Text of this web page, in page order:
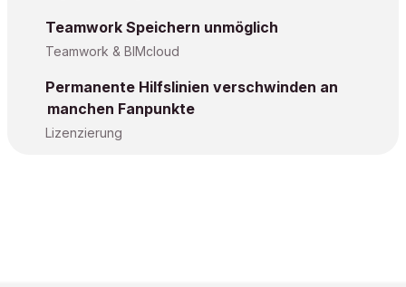
Teamwork Speichern unmöglich
Teamwork & BIMcloud
Permanente Hilfslinien verschwinden an
manchen Fanpunkte
Lizenzierung